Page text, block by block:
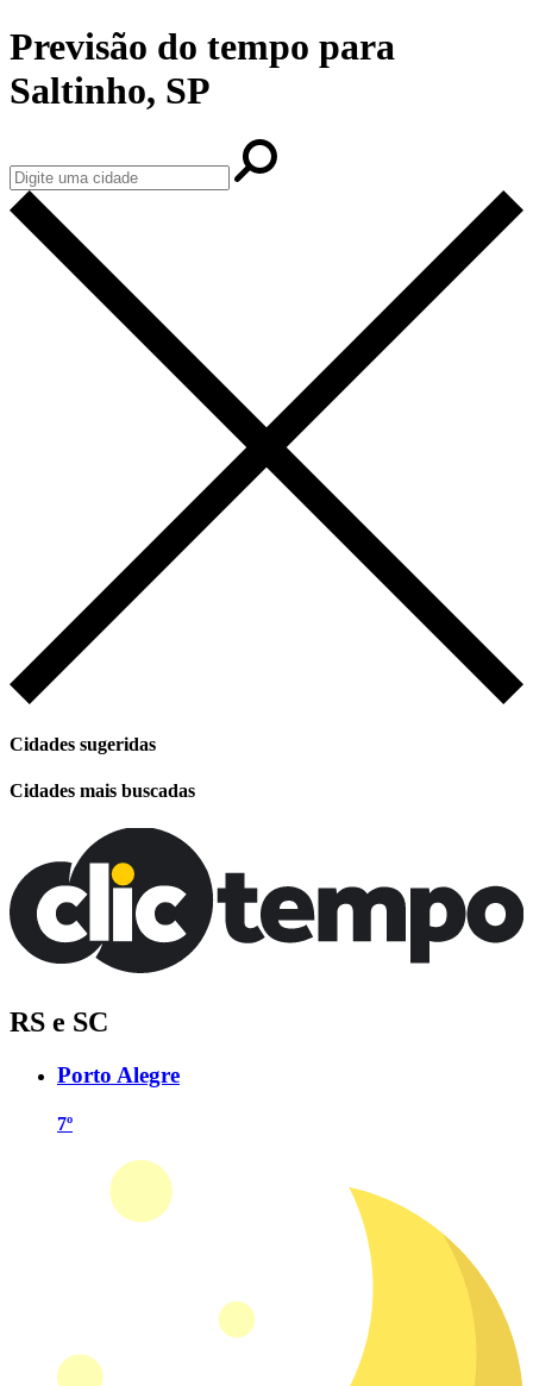
Previsão do tempo para
Saltinho, SP
Cidades sugeridas
Cidades mais buscadas
RS e SC
Porto Alegre
7º